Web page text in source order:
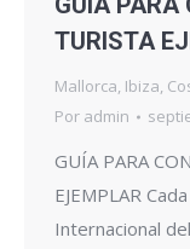
TURISTA
Mallorca, Ibiza,
Por admin
GUÍA PARA
EJEMPLAR
Internacional